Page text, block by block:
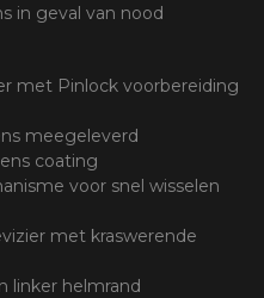
in geval van nood
met Pinlock voorbereiding
meegeleverd
coating
voor snel wisselen
met kraswerende
linker helmrand